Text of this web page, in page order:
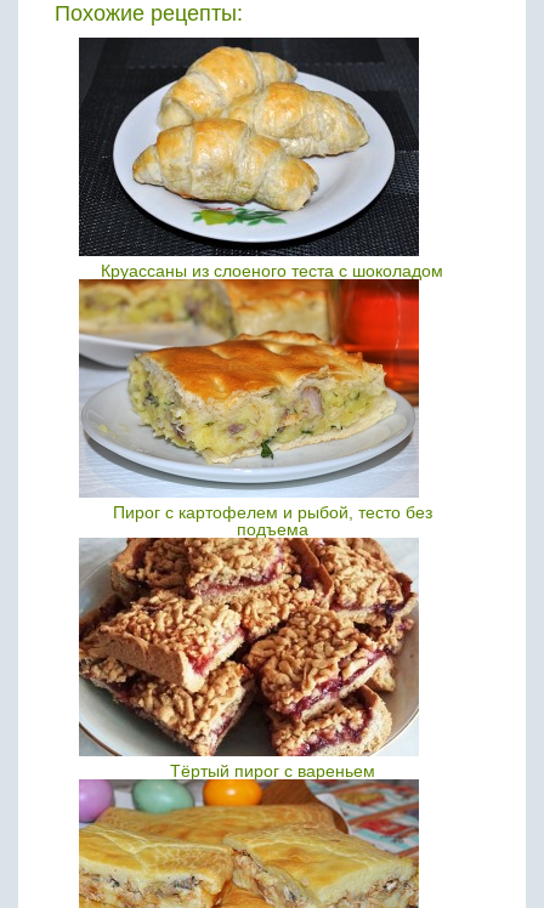
Похожие рецепты:
Круассаны из слоеного теста с шоколадом
Пирог с картофелем и рыбой, тесто без
подъема
Тёртый пирог с вареньем